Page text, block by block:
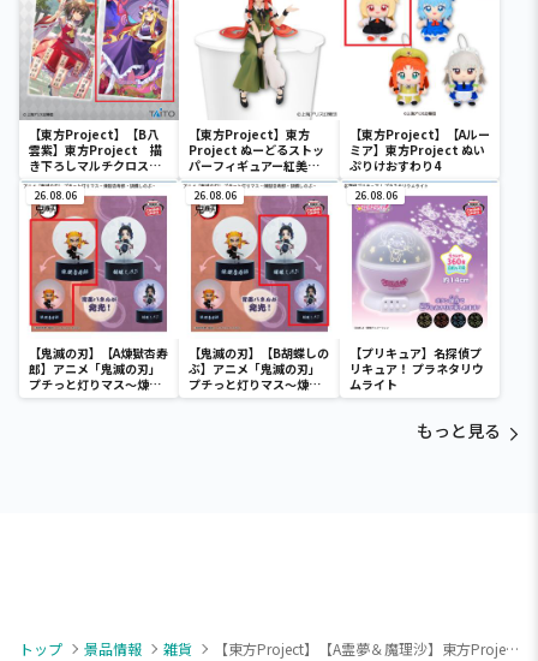
【東方Project】【B八
雲紫】東方Project 描
き下ろしマルチクロス
vol.7
【東方Project】東方
Project ぬーどるストッ
パーフィギュアー紅美鈴
ー
【東方Project】【Aルー
ミア】東方Project ぬい
ぷりけおすわり4
26.08.06
【鬼滅の刃】【A煉獄杏寿
郎】アニメ「鬼滅の刃」
プチっと灯りマス～煉獄
杏寿郎・胡蝶しのぶ～
26.08.06
【鬼滅の刃】【B胡蝶しの
ぶ】アニメ「鬼滅の刃」
プチっと灯りマス～煉獄
杏寿郎・胡蝶しのぶ～
26.08.06
【プリキュア】名探偵プ
リキュア！ プラネタリウ
ムライト
もっと見る
トップ 景品情報 雑貨
【東方Project】【A霊夢＆魔理沙】東方Project 描き下ろしマルチクロスvol.9